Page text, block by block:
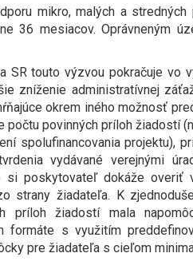
mikro, malých a
36 mesiacov. Oprávneným
SR touto výzvou pokračuje vo
zníženie administratívnej
okrem iného možnosť
počtu povinných príloh žiadostí
spolufinancovania projektu),
vydávané verejnými
si poskytovateľ dokáže overiť
strany žiadateľa. K
príloh žiadostí mala
formáte s využitím
pre žiadateľa s cieľom